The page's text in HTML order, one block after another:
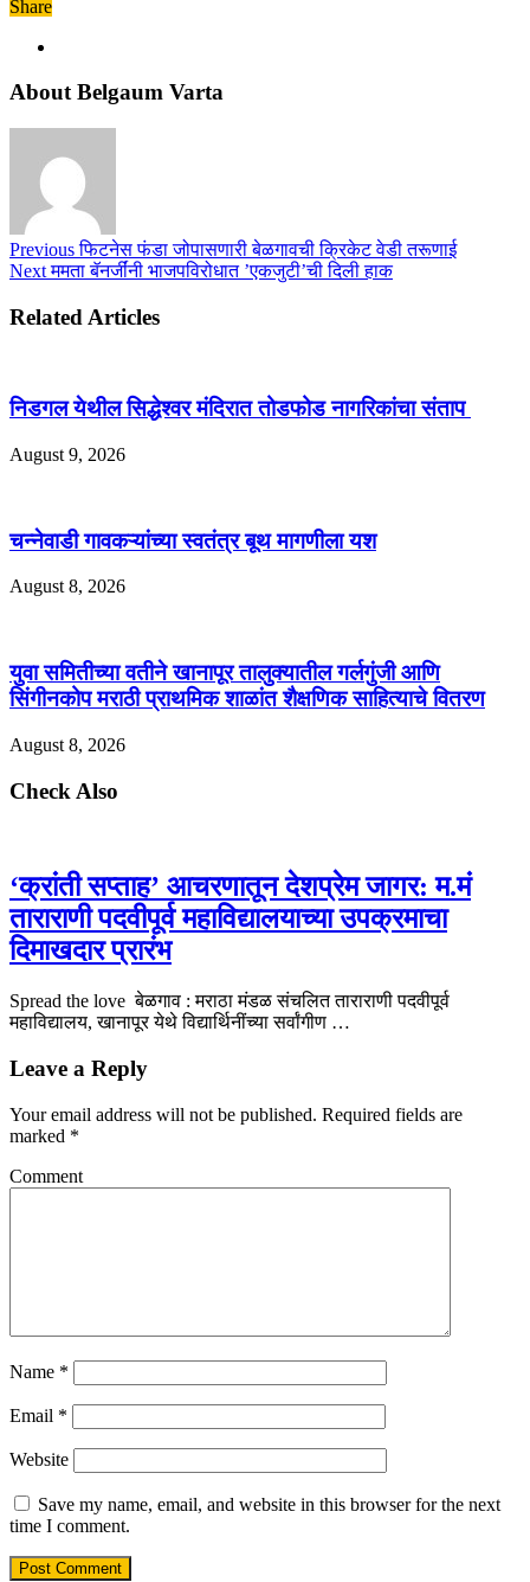
Share
About Belgaum Varta
Previousफिटनेस फंडा जोपासणारी बेळगावची क्रिकेट वेडी तरूणाई
Nextममता बॅनर्जींनी भाजपविरोधात ’एकजुटी’ची दिली हाक
Related Articles
निडगल येथील सिद्धेश्वर मंदिरात तोडफोड नागरिकांचा संताप
August 9, 2026
चन्नेवाडी गावकऱ्यांच्या स्वतंत्र बूथ मागणीला यश
August 8, 2026
युवा समितीच्या वतीने खानापूर तालुक्यातील गर्लगुंजी आणि
सिंगीनकोप मराठी प्राथमिक शाळांत शैक्षणिक साहित्याचे वितरण
August 8, 2026
Check Also
‘क्रांती सप्ताह’ आचरणातून देशप्रेम जागर: म.मं
ताराराणी पदवीपूर्व महाविद्यालयाच्या उपक्रमाचा
दिमाखदार प्रारंभ
Spread the love बेळगाव : मराठा मंडळ संचलित ताराराणी पदवीपूर्व
महाविद्यालय, खानापूर येथे विद्यार्थिनींच्या सर्वांगीण …
Leave a Reply
Your email address will not be published. Required fields are
marked *
Comment
Name *
Email *
Website
Save my name, email, and website in this browser for the next
time I comment.